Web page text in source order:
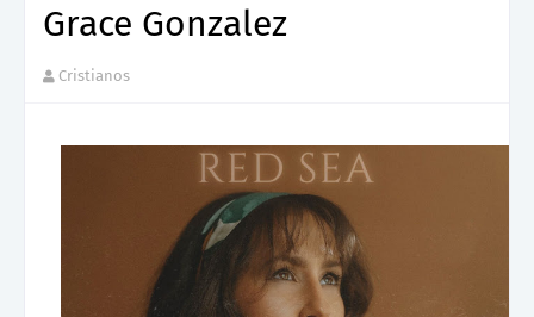
Grace Gonzalez
Cristianos